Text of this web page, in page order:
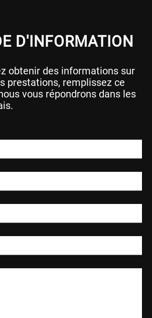
D'INFORMATION
obtenir des informations sur
prestations, remplissez ce
vous répondrons dans les